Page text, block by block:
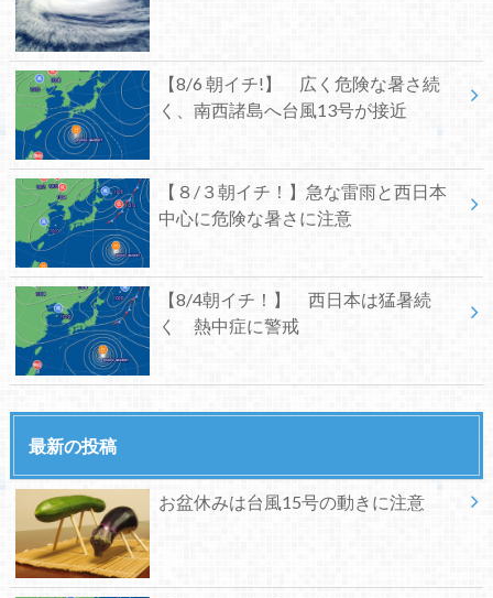
【8/6 朝イチ!】 広く危険な暑さ続
く、南西諸島へ台風13号が接近
【８/３朝イチ！】急な雷雨と西日本
中心に危険な暑さに注意
【8/4朝イチ！】 西日本は猛暑続
く 熱中症に警戒
最新の投稿
お盆休みは台風15号の動きに注意